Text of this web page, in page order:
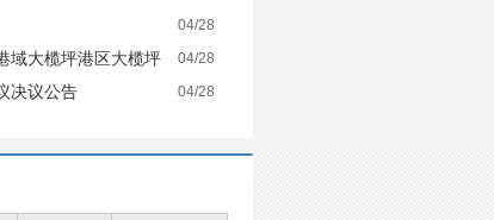
04/28
04/28
域大榄坪港区大榄坪
04/28
决议公告